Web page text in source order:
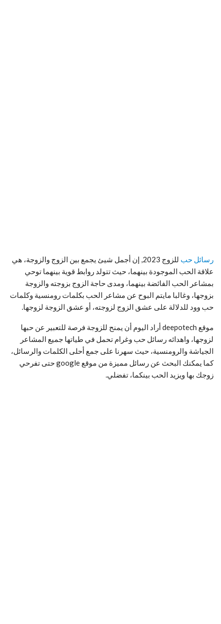
رسائل حب
للزوج 2023, إن أجمل شيئ يجمع بين الزوج والزوجة، هي
علاقة الحب الموجودة بينهما، حيث تتولد روابط قوية بينهما توحي
بمشاعر الحب الفائضة بينهما، ومدى حاجة الزوج بزوجته والزوجة
بزوجها، وغالبا مايتم البوح عن مشاعر الحب بكلمات رومنسية وكلمات
حب وود للدلالة على عشق الزوج لزوجته، أو عشق الزوجة لزوجها.
موقع deepotech أراد اليوم أن يمنح للزوجة فرصة للتعبير عن حبها
لزوجها، واهدائه رسائل حب وغرام تحمل في طياتها جميع المشاعر
الجياشة والرومنسية، حيث سهرنا على جمع أحلى الكلمات والرسائل،
كما يمكنك البحث عن رسائل مميزة من موقع google حتى تفرحي
زوجك بها ويزيد الحب بينكما، تفضلي.